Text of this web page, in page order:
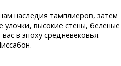
наследия тамплиеров, затем
высокие стены, беленые
в эпоху средневековья.